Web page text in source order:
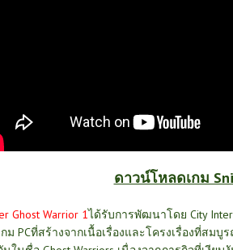
ดาวน์โหลดเกม
Ghost Warrior 1ได้รับการพัฒนาโดย City
กม PCที่สร้างจากเนื้อเรื่องและโครงเรื่องที่ส